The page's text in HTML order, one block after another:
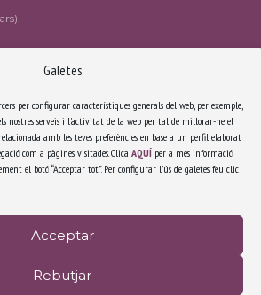
Galetes
per configurar característiques generals del web, per exemple,
nostres serveis i l'activitat de la web per tal de millorar-ne el
amb les teves preferències en base a un perfil elaborat
com a pàgines visitades. Clica AQUÍ per a més informació.
el botó “Acceptar tot”. Per configurar l'ús de galetes feu clic
Acceptar
Rebutjar
4a.